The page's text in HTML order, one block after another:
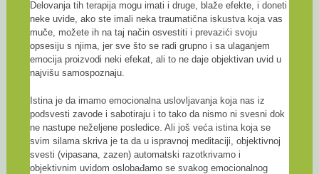
Delovanja tih terapija mogu imati i druge, blaže efekte, i doneti
neke uvide, ako ste imali neka traumatična iskustva koja vas
muče, možete ih na taj način osvestiti i prevazići svoju
opsesiju s njima, jer sve što se radi grupno i sa ulaganjem
emocija proizvodi neki efekat, ali to ne daje objektivan uvid u
najvišu samospoznaju.
Istina je da imamo emocionalna uslovljavanja koja nas iz
podsvesti zavode i sabotiraju i to tako da nismo ni svesni dok
ne nastupe neželjene posledice. Ali još veća istina koja se
svim silama skriva je ta da u ispravnoj meditaciji, objektivnoj
svesti (vipasana, zazen) automatski razotkrivamo i
objektivnim uvidom oslobađamo se svakog emocionalnog